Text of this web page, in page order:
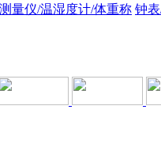
测量仪/温湿度计/体重称 钟